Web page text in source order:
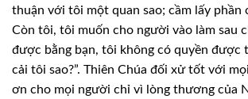
thuận với tôi một quan sao; cầm lấy phần
Còn tôi, tôi muốn cho người vào làm sau
được bằng bạn, tôi không có quyền được
cải tôi sao?”. Thiên Chúa đối xử tốt với
ơn cho mọi người chỉ vì lòng thương của